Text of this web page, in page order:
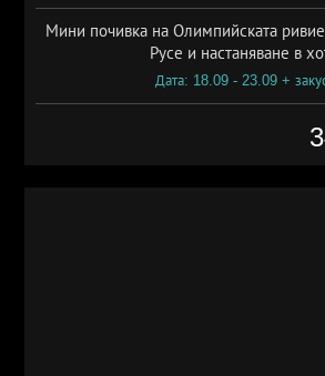
Мини почивка на Олимпийската
Русе и настаняване в
Дата: 18.09 - 23.09 +